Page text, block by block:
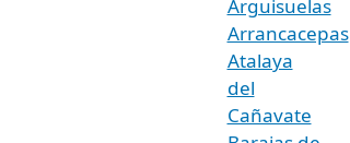
Arguisuelas
Arrancacepas
Atalaya
del
Cañavate